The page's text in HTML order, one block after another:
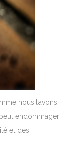
nous l’avons
endommager
et des